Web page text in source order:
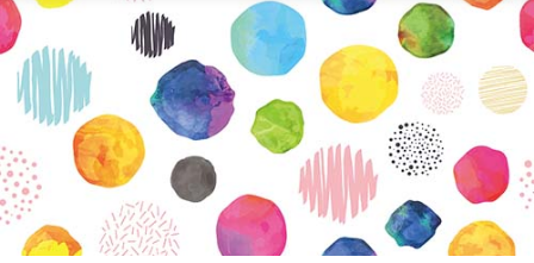
Salasana
Unohtuiko salasana?
KIRJAUDU SISÄÄN